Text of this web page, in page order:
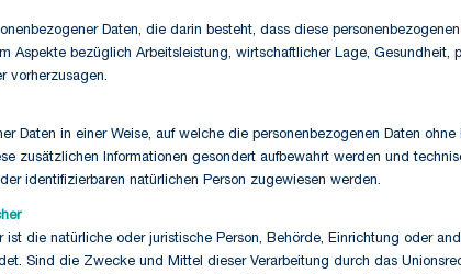
Daten, die darin besteht, dass diese
Aspekte bezüglich Arbeitsleistung, wirtschaftlicher Lage, Gesundheit,
vorherzusagen.
Daten in einer Weise, auf welche die personenbezogenen Daten
zusätzlichen Informationen gesondert aufbewahrt werden und
identifizierbaren natürlichen Person zugewiesen werden.
ist die natürliche oder juristische Person, Behörde, Einrichtung oder
Sind die Zwecke und Mittel dieser Verarbeitung durch das